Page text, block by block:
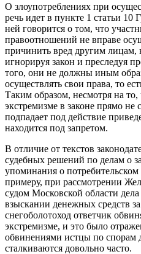
О злоупотреблениях при
речь идет в пункте 1 статьи 10
ней говорится о том, что
правоотношений не вправе
причинить вред другим лицам,
игнорируя закон и преследуя
того, они не должны иным
осуществлять свои права, то
Таким образом, несмотря на то,
экстремизме в законе прямо не
подпадает под действие
находится под запретом.
В отличие от текстов
судебных решений по делам о
упоминания о
примеру, при рассмотрении
судом Московской области
взыскании денежных средств
снегоболотоход ответчик
экстремизме, и это было
обвинениями истцы по спорам
сталкиваются довольно часто.